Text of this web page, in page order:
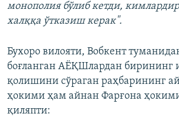
монополия бўлиб кетди,
халққа ўтказиш керак".
Бухоро вилояти, Вобкент
боғланган АЁҚШлардан бирининг
қолишини сўраган раҳбарининг
ҳокими ҳам айнан Фарғона
қиляпти: